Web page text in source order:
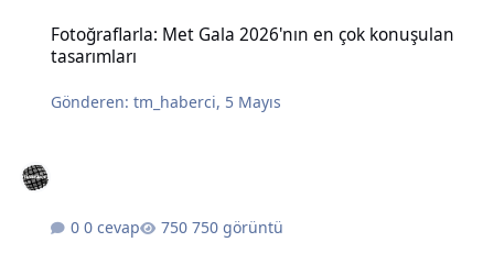
Fotoğraflarla: Met Gala 2026'nın en çok konuşulan
tasarımları
Gönderen:tm_haberci, 5 Mayıs
0 cevap 750 görüntü